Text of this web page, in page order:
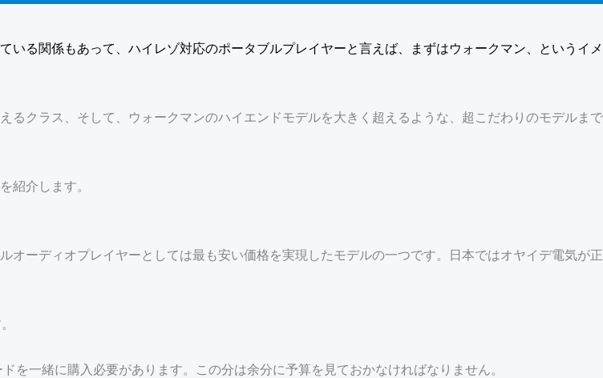
る関係もあって、ハイレゾ対応のポータブルプレイヤーと言えば、まずはウォークマン、というイメ
クラス、そして、ウォークマンのハイエンドモデルを大きく超えるような、超こだわりのモデルまで
紹介します。
ーディオプレイヤーとしては最も安い価格を実現したモデルの一つです。日本ではオヤイデ電気が正
一緒に購入必要があります。この分は余分に予算を見ておかなければなりません。